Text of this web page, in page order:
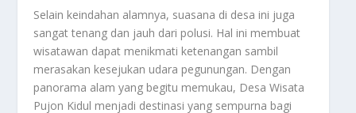
Selain keindahan alamnya, suasana di desa ini juga
sangat tenang dan jauh dari polusi. Hal ini membuat
wisatawan dapat menikmati ketenangan sambil
merasakan kesejukan udara pegunungan. Dengan
panorama alam yang begitu memukau, Desa Wisata
Pujon Kidul menjadi destinasi yang sempurna bagi